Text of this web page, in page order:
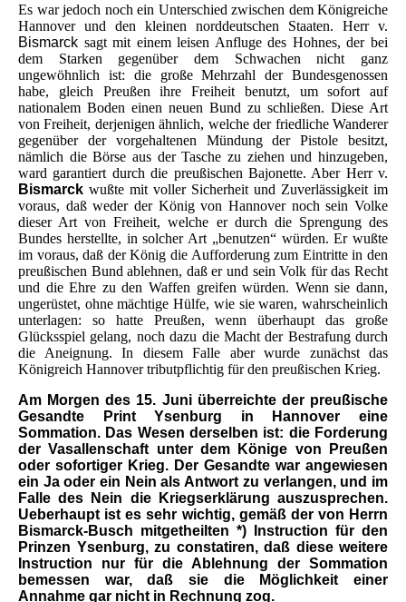
Es war jedoch noch ein Unterschied zwischen dem Königreiche
Hannover und den kleinen norddeutschen Staaten. Herr v.
Bismarck sagt mit einem leisen Anfluge des Hohnes, der bei
dem Starken gegenüber dem Schwachen nicht ganz
ungewöhnlich ist: die große Mehrzahl der Bundesgenossen
habe, gleich Preußen ihre Freiheit benutzt, um sofort auf
nationalem Boden einen neuen Bund zu schließen. Diese Art
von Freiheit, derjenigen ähnlich, welche der friedliche Wanderer
gegenüber der vorgehaltenen Mündung der Pistole besitzt,
nämlich die Börse aus der Tasche zu ziehen und hinzugeben,
ward garantiert durch die preußischen Bajonette. Aber Herr v.
Bismarck wußte mit voller Sicherheit und Zuverlässigkeit im
voraus, daß weder der König von Hannover noch sein Volke
dieser Art von Freiheit, welche er durch die Sprengung des
Bundes herstellte, in solcher Art „benutzen“ würden. Er wußte
im voraus, daß der König die Aufforderung zum Eintritte in den
preußischen Bund ablehnen, daß er und sein Volk für das Recht
und die Ehre zu den Waffen greifen würden. Wenn sie dann,
ungerüstet, ohne mächtige Hülfe, wie sie waren, wahrscheinlich
unterlagen: so hatte Preußen, wenn überhaupt das große
Glücksspiel gelang, noch dazu die Macht der Bestrafung durch
die Aneignung. In diesem Falle aber wurde zunächst das
Königreich Hannover tributpflichtig für den preußischen Krieg.
Am Morgen des 15. Juni überreichte der preußische
Gesandte Print Ysenburg in Hannover eine
Sommation. Das Wesen derselben ist: die Forderung
der Vasallenschaft unter dem Könige von Preußen
oder sofortiger Krieg. Der Gesandte war angewiesen
ein Ja oder ein Nein als Antwort zu verlangen, und im
Falle des Nein die Kriegserklärung auszusprechen.
Ueberhaupt ist es sehr wichtig, gemäß der von Herrn
Bismarck-Busch mitgetheilten *) Instruction für den
Prinzen Ysenburg, zu constatiren, daß diese weitere
Instruction nur für die Ablehnung der Sommation
bemessen war, daß sie die Möglichkeit einer
Annahme gar nicht in Rechnung zog.